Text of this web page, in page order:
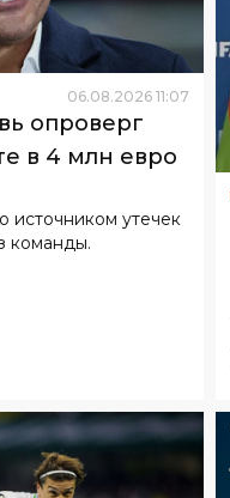
06.08.2026 11:07
опроверг
в 4 млн евро
источником утечек
команды.